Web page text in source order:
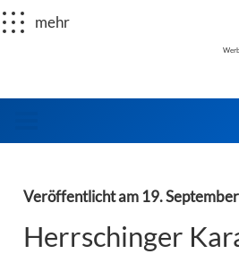
mehr
Veröffentlicht am 19.
Herrschinger